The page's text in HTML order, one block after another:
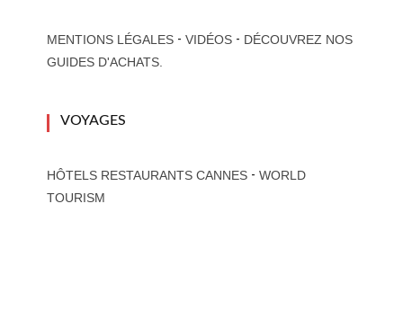
MENTIONS LÉGALES- VIDÉOS- DÉCOUVREZ NOS
GUIDES D'ACHATS.
VOYAGES
HÔTELS RESTAURANTS CANNES- WORLD
TOURISM